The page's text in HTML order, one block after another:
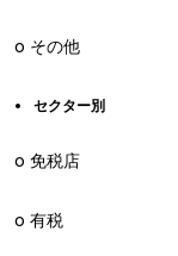
o その他
セクター別
o 免税店
o 有税